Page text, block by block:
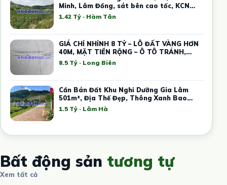
Minh, Lâm Đồng, sát bên cao tốc, KCN
Tân Đức Sonadezi
1.42 Tỷ · Hàm Tân
GIÁ CHỈ NHỈNH 8 TỶ – LÔ ĐẤT VÀNG HƠN
40M, MẶT TIỀN RỘNG – Ô TÔ TRÁNH,
KINH DOANH
8.5 Tỷ · Long Biên
Cần Bán Đất Khu Nghỉ Dưỡng Gia Lâm
501m², Địa Thế Đẹp, Thông Xanh Bao
Quanh
1.5 Tỷ · Lâm Hà
Bất động sản tương tự
Xem tất cả